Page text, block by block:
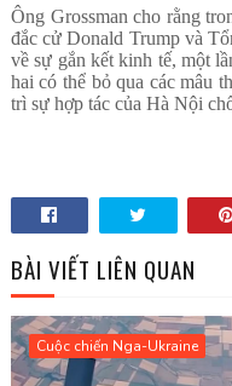
Ông Grossman cho rằng
đắc cử Donald Trump và
về sự gắn kết kinh tế, một
hai có thể bỏ qua các mâu
trì sự hợp tác của Hà Nội
BÀI VIẾT LIÊN QUAN
Cuộc chiến Nga-Ukraine